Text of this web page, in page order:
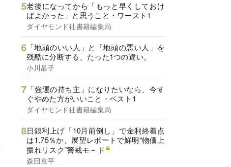
老後になってから「もっと早くしておけ
ばよかった」と思うこと・ワースト1
ダイヤモンド社書籍編集局
「地頭のいい人」と「地頭の悪い人」を
残酷に分断する、たった1つの違い。
小川晶子
「強運の持ち主」になりたいなら、今す
ぐやめた方がいいこと・ベスト1
ダイヤモンド社書籍編集局
日銀利上げ「10月前倒し」で金利終着点
は1.75％か、展望レポートで鮮明“物価上
振れリスク”警戒モ－ド
森田京平